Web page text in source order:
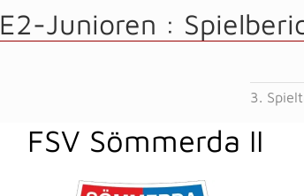
E2-Junioren :
3.
FSV Sömmerda II